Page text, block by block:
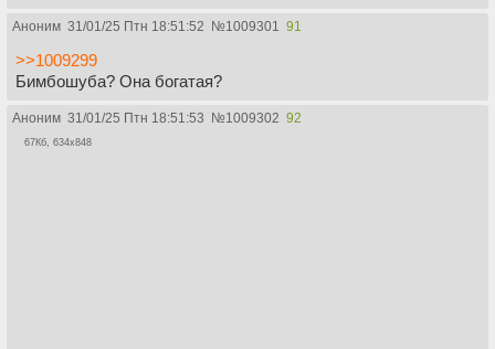
Аноним 31/01/25 Птн 18:51:52 №1009301 91
>>1009299
Бимбошуба? Она богатая?
Аноним 31/01/25 Птн 18:51:53 №1009302 92
67Кб, 634x848